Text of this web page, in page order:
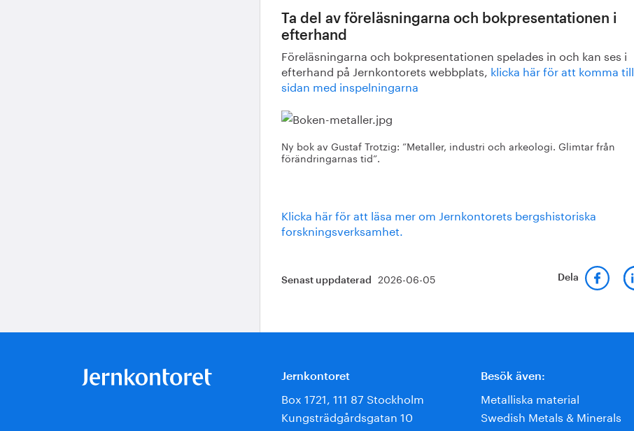
Ta del av föreläsningarna och bokpresentationen i
efterhand
Föreläsningarna och bokpresentationen spelades in och kan ses i
efterhand på Jernkontorets webbplats, klicka här för att komma till
sidan med inspelningarna
Ny bok av Gustaf Trotzig: ”Metaller, industri och arkeologi. Glimtar från
förändringarnas tid”.
Klicka här för att läsa mer om Jernkontorets bergshistoriska
forskningsverksamhet.
Senast uppdaterad 2026-06-05 Dela
Jernkontoret
Box 1721, 111 87 Stockholm
Kungsträdgårdsgatan 10
Besök även:
Metalliska material
Swedish Metals & Minerals